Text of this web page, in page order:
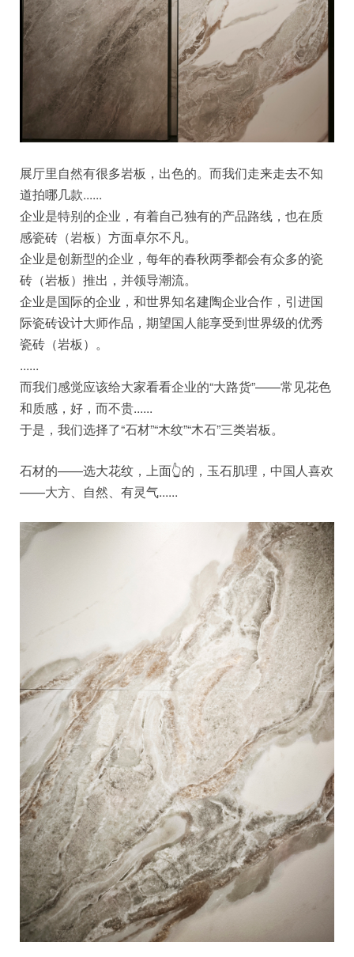
展厅里自然有很多岩板，出色的。而我们走来走去不知
道拍哪几款......
企业是特别的企业，有着自己独有的产品路线，也在质
感瓷砖（岩板）方面卓尔不凡。
企业是创新型的企业，每年的春秋两季都会有众多的瓷
砖（岩板）推出，并领导潮流。
企业是国际的企业，和世界知名建陶企业合作，引进国
际瓷砖设计大师作品，期望国人能享受到世界级的优秀
瓷砖（岩板）。
......
而我们感觉应该给大家看看企业的“大路货”——常见花色
和质感，好，而不贵......
于是，我们选择了“石材”“木纹”“木石”三类岩板。
石材的——选大花纹，上面👆的，玉石肌理，中国人喜欢
——大方、自然、有灵气......